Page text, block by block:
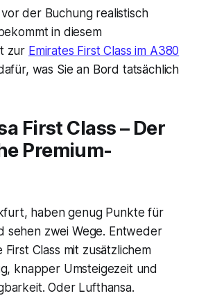
der Buchung realistisch
in diesem
zur Emirates First Class im A380
was Sie an Bord tatsächlich
First Class – Der
Premium-
haben genug Punkte für
sehen zwei Wege. Entweder
Class mit zusätzlichem
knapper Umsteigezeit und
Oder Lufthansa.